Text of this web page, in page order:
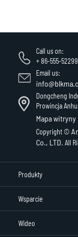
Call us on:
+ 86-555-
Email us:
Dongcheng
Prowincja
Mapa witryny
Copyright ©
Co., LTD. All
Produkty
Wsparcie
Wideo